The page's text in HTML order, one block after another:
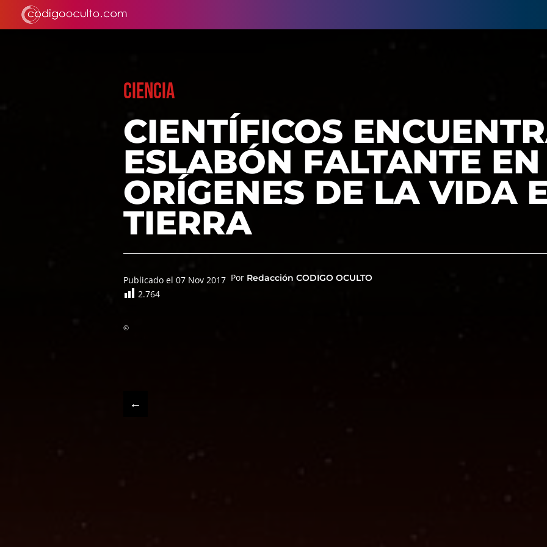
CIENCIA
CIENTÍFICOS
ESLABÓN FALTANTE
ORÍGENES DE LA VIDA
TIERRA
Publicado el 07 Nov 2017 Por Redacción CODIGO OCULTO
2.764
©
←